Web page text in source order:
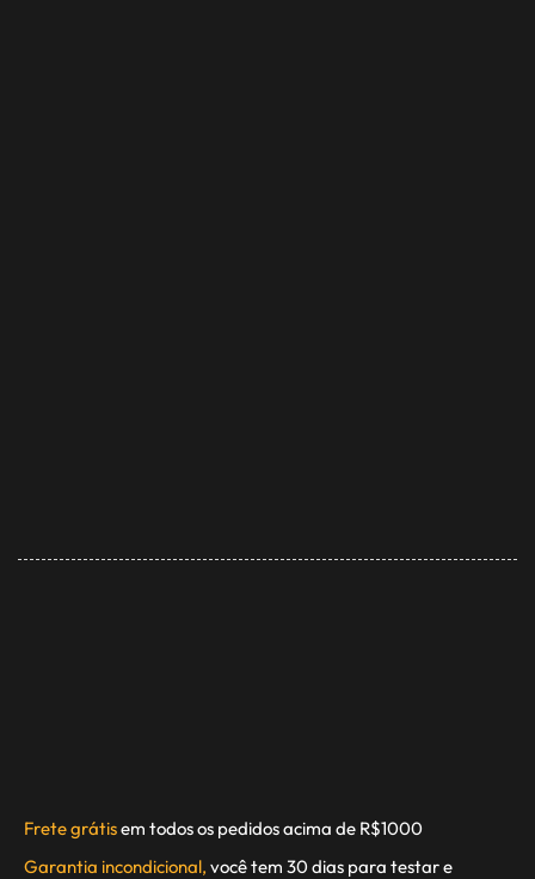
Frete grátisem todos os pedidos acima de R$1000
Garantia incondicional, você tem 30 dias para testar e